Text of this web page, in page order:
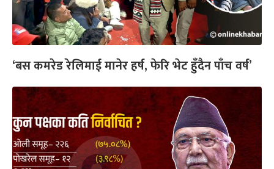
‘बस कमरेड रेलिमाई मानेर हर्ष, फेरि भेट हुँदैन पाँच वर्ष’